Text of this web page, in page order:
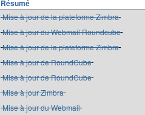
Résumé
Mise à jour de la plateforme Zimbra
Mise à jour du Webmail Roundcube
Mise à jour de la plateforme Zimbra
Mise à jour de RoundCube
Mise à jour de RoundCube
Mise à jour Zimbra
Mise à jour du Webmail